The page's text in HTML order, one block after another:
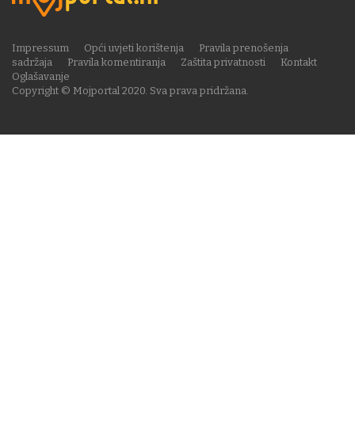
Copyright © Mojportal 2020. Sva prava pridržana.
Impressum Opći uvjeti korištenja
Pravila prenošenja
sadržaja
Pravila komentiranja Zaštita privatnosti
Kontakt
Oglašavanje